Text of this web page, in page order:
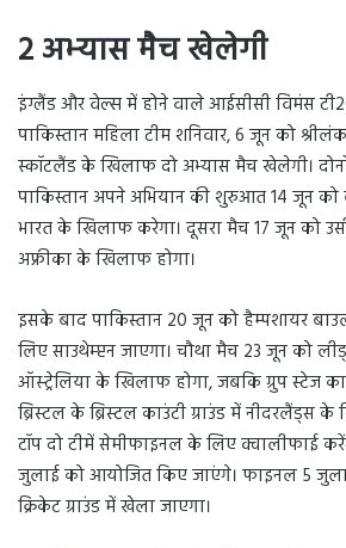
2 अभ्‍यास मैच खेलेगी
इंग्लैंड और वेल्स में होने वाले आईसीसी विमंस
पाकिस्तान महिला टीम शनिवार, 6 जून को
स्कॉटलैंड के खिलाफ दो अभ्यास मैच खेलेगी।
पाकिस्तान अपने अभियान की शुरुआत 14 जून
भारत के खिलाफ करेगा। दूसरा मैच 17 जून को
अफ्रीका के खिलाफ होगा।
इसके बाद पाकिस्तान 20 जून को हैम्पशायर
लिए साउथेम्प्टन जाएगा। चौथा मैच 23 जून को
ऑस्ट्रेलिया के खिलाफ होगा, जबकि ग्रुप स्टेज
ब्रिस्टल के ब्रिस्टल काउंटी ग्राउंड में नीदरलैंड्स
टॉप दो टीमें सेमीफाइनल के लिए क्वालीफाई
जुलाई को आयोजित किए जाएंगे। फाइनल 5
क्रिकेट ग्राउंड में खेला जाएगा।